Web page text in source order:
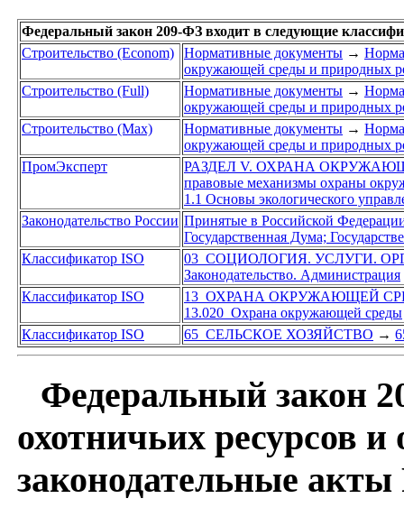
Федеральный закон 209-ФЗ входит в следующие
Строительство (Econom)
Нормативные документы →
окружающей среды и природных
Строительство (Full)
Нормативные документы →
окружающей среды и природных
Строительство (Max)
Нормативные документы →
окружающей среды и природных
ПромЭксперт
РАЗДЕЛ V. ОХРАНА
правовые механизмы охраны
1.1 Основы экологического
Законодательство России Принятые в Российской
Государственная Дума;
Классификатор ISO
03 СОЦИОЛОГИЯ. УСЛУГИ.
Законодательство. Администрация
Классификатор ISO
13 ОХРАНА ОКРУЖАЮЩЕЙ
13.020 Охрана окружающей среды
Классификатор ISO
65 СЕЛЬСКОЕ ХОЗЯЙСТВО →
Федеральный закон
охотничьих ресурсов
законодательные